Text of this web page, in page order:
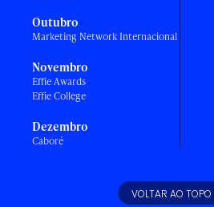
Outubro
Marketing Network Internacional
Novembro
Effie Awards
Effie College
Dezembro
Caboré
VOLTAR AO TOPO